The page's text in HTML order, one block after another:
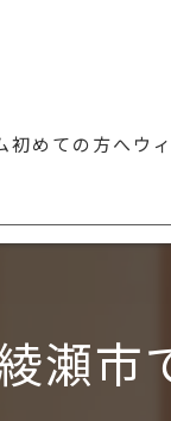
初めての方へ
【学割10%OFF
眉毛スタイリング
ウ
瀬